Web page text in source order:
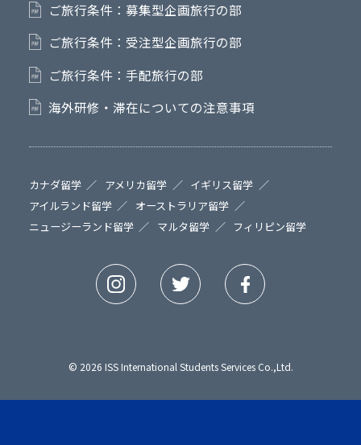
ご旅行条件：募集型企画旅行の部
ご旅行条件：受注型企画旅行の部
ご旅行条件：手配旅行の部
海外研修・滞在についての注意事項
カナダ留学 アメリカ留学
イギリス留学
アイルランド留学
オーストラリア留学
ニュージーランド留学
マルタ留学 フィリピン留学
© 2026 ISS International Students Services Co.,Ltd.